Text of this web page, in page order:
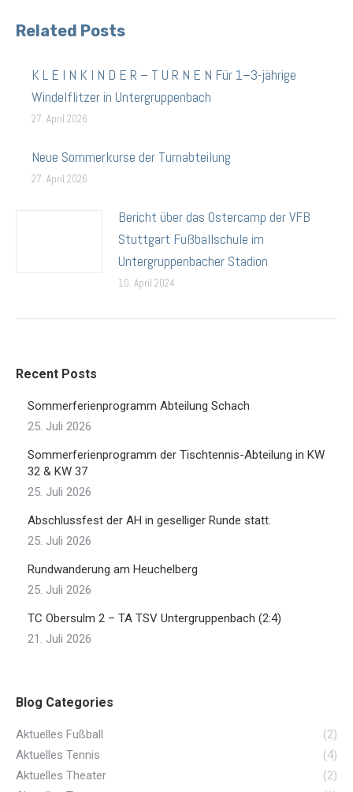
Related Posts
K L E I N K I N D E R – T U R N E N Für 1–3-jährige
Windelflitzer in Untergruppenbach
27. April 2026
Neue Sommerkurse der Turnabteilung
27. April 2026
Bericht über das Ostercamp der VFB
Stuttgart Fußballschule im
Untergruppenbacher Stadion
10. April 2024
Recent Posts
Sommerferienprogramm Abteilung Schach
25. Juli 2026
Sommerferienprogramm der Tischtennis-Abteilung in KW
32 & KW 37
25. Juli 2026
Abschlussfest der AH in geselliger Runde statt.
25. Juli 2026
Rundwanderung am Heuchelberg
25. Juli 2026
TC Obersulm 2 – TA TSV Untergruppenbach (2:4)
21. Juli 2026
Blog Categories
Aktuelles Fußball
(2)
Aktuelles Tennis
(4)
Aktuelles Theater
(2)